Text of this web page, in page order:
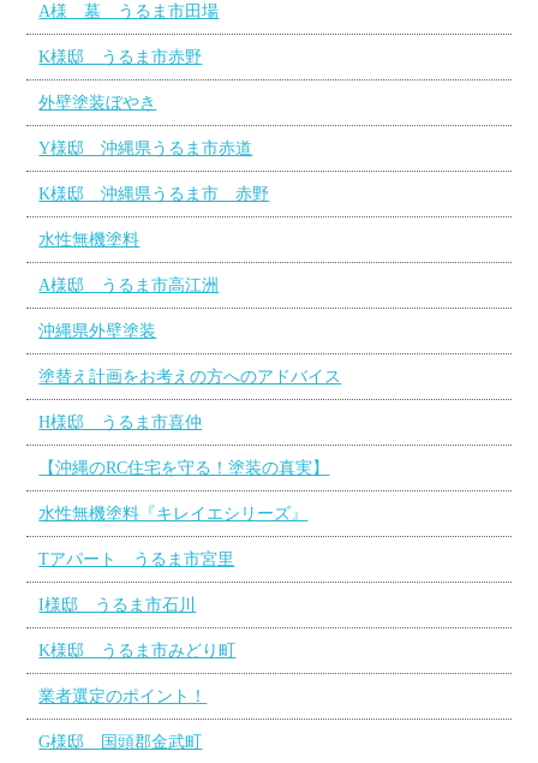
A様 墓 うるま市田場
K様邸 うるま市赤野
外壁塗装ぼやき
Y様邸 沖縄県うるま市赤道
K様邸 沖縄県うるま市 赤野
水性無機塗料
A様邸 うるま市高江洲
沖縄県外壁塗装
塗替え計画をお考えの方へのアドバイス
H様邸 うるま市喜仲
【沖縄のRC住宅を守る！塗装の真実】
水性無機塗料『キレイエシリーズ』
Tアパート うるま市宮里
I様邸 うるま市石川
K様邸 うるま市みどり町
業者選定のポイント！
G様邸 国頭郡金武町